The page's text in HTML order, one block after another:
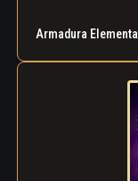
Armadura Elemental